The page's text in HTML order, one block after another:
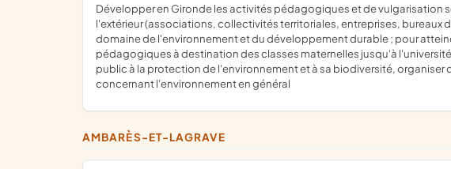
développer en Gironde les activités pédagogiques et de vulgarisation scientifique de thèmes ayant trait à l'environnement ; répondre et exécuter des appels d'offres venant de
l'extérieur (associations, collectivités territoriales, entreprises, bureaux
domaine de l'environnement et du développement durable ; pour
pédagogiques à destination des classes maternelles jusqu'à
public à la protection de l'environnement et à sa biodiversité,
concernant l'environnement en général
AMBARÈS-ET-LAGRAVE